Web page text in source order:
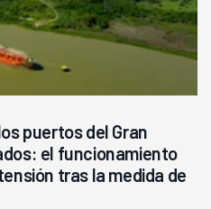
puertos del Gran
el funcionamiento
tras la medida de